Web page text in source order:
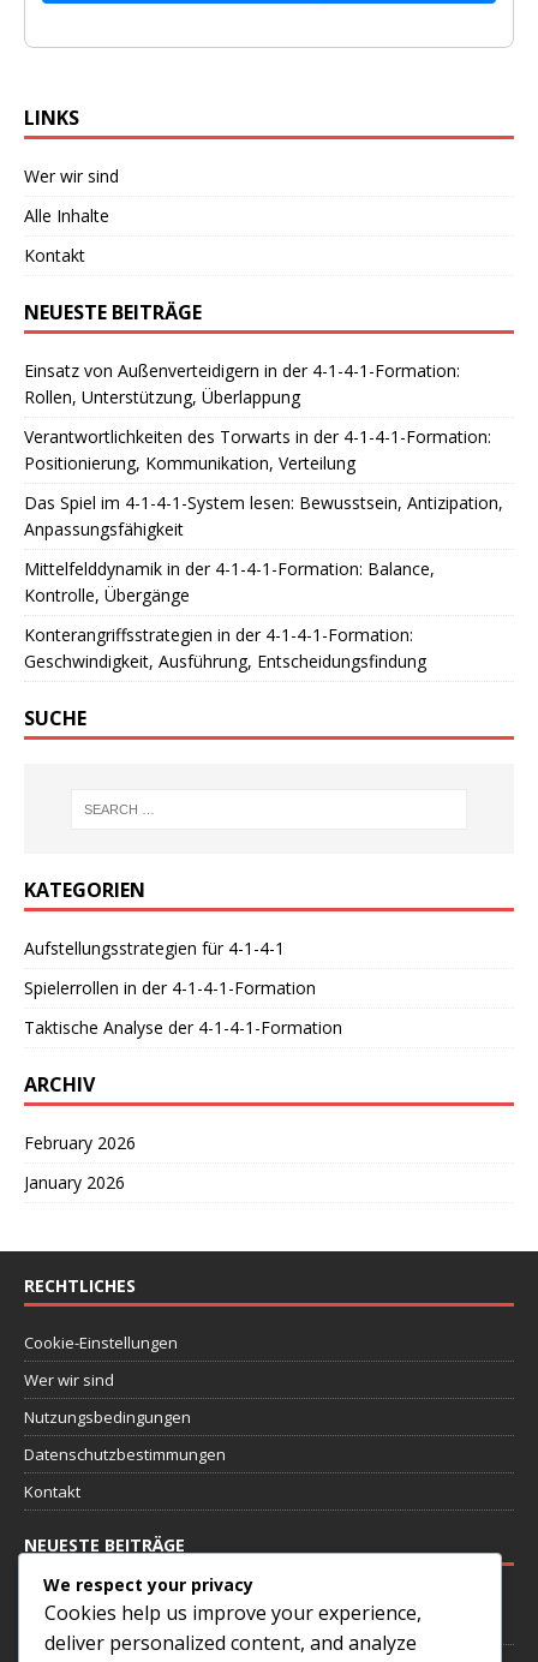
LINKS
Wer wir sind
Alle Inhalte
Kontakt
NEUESTE BEITRÄGE
Einsatz von Außenverteidigern in der 4-1-4-1-Formation:
Rollen, Unterstützung, Überlappung
Verantwortlichkeiten des Torwarts in der 4-1-4-1-Formation:
Positionierung, Kommunikation, Verteilung
Das Spiel im 4-1-4-1-System lesen: Bewusstsein, Antizipation,
Anpassungsfähigkeit
Mittelfelddynamik in der 4-1-4-1-Formation: Balance,
Kontrolle, Übergänge
Konterangriffsstrategien in der 4-1-4-1-Formation:
Geschwindigkeit, Ausführung, Entscheidungsfindung
SUCHE
KATEGORIEN
Aufstellungsstrategien für 4-1-4-1
Spielerrollen in der 4-1-4-1-Formation
Taktische Analyse der 4-1-4-1-Formation
ARCHIV
February 2026
January 2026
RECHTLICHES
Cookie-Einstellungen
Wer wir sind
Nutzungsbedingungen
Datenschutzbestimmungen
Kontakt
NEUESTE BEITRÄGE
Einsatz von Außenverteidigern in der 4-1-4-1-Formation: Rollen,
Unterstützung, Überlappung
We respect your privacy
Cookies help us improve your experience,
deliver personalized content, and analyze